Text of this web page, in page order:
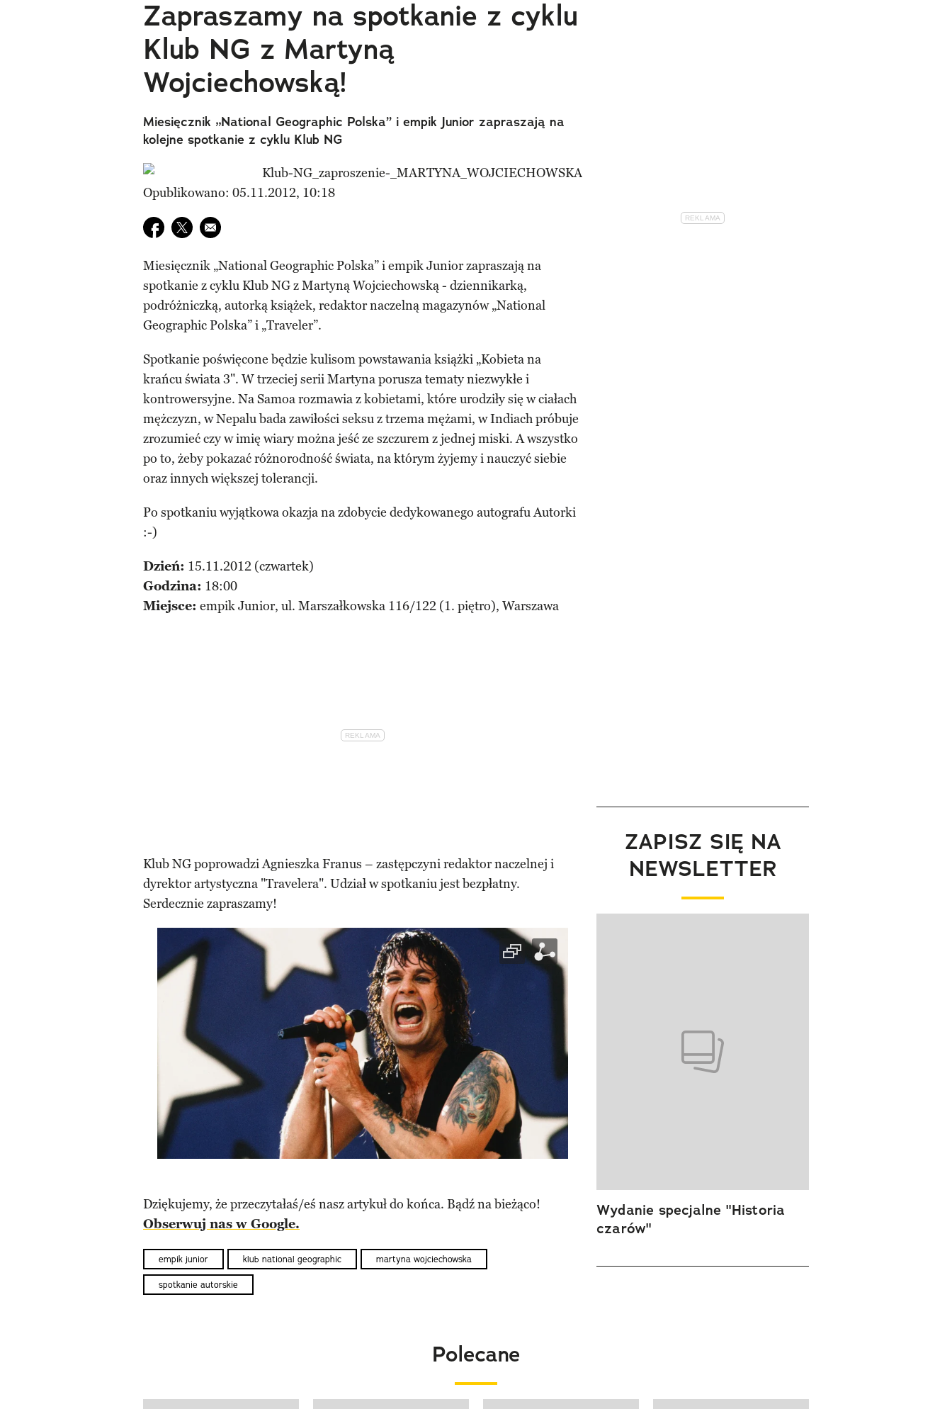
Zapraszamy na spotkanie z cyklu
Klub NG z Martyną
Wojciechowską!
Miesięcznik „National Geographic Polska” i empik Junior zapraszają na
kolejne spotkanie z cyklu Klub NG
Opublikowano: 05.11.2012, 10:18
Udostępnij na facebook
Udostępnij na twitter
E-mail do przyjaciela
Miesięcznik „National Geographic Polska” i empik Junior zapraszają na
spotkanie z cyklu Klub NG z Martyną Wojciechowską - dziennikarką,
podróżniczką, autorką książek, redaktor naczelną magazynów „National
Geographic Polska” i „Traveler”.
Spotkanie poświęcone będzie kulisom powstawania książki „Kobieta na
krańcu świata 3". W trzeciej serii Martyna porusza tematy niezwykłe i
kontrowersyjne. Na Samoa rozmawia z kobietami, które urodziły się w ciałach
mężczyzn, w Nepalu bada zawiłości seksu z trzema mężami, w Indiach próbuje
zrozumieć czy w imię wiary można jeść ze szczurem z jednej miski. A wszystko
po to, żeby pokazać różnorodność świata, na którym żyjemy i nauczyć siebie
oraz innych większej tolerancji.
Po spotkaniu wyjątkowa okazja na zdobycie dedykowanego autografu Autorki
:-)
Dzień: 15.11.2012 (czwartek)
Godzina: 18:00
Miejsce: empik Junior, ul. Marszałkowska 116/122 (1. piętro), Warszawa
Klub NG poprowadzi Agnieszka Franus – zastępczyni redaktor naczelnej i
dyrektor artystyczna "Travelera". Udział w spotkaniu jest bezpłatny.
Serdecznie zapraszamy!
Dziękujemy, że przeczytałaś/eś nasz artykuł do końca. Bądź na bieżąco!
Obserwuj nas w Google.
empik junior klub national geographic martyna wojciechowska
spotkanie autorskie
ZAPISZ SIĘ NA
NEWSLETTER
Wydanie specjalne "Historia
czarów"
Polecane